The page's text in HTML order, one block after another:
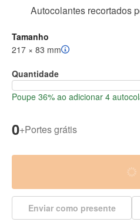
Autocolantes recortados
Tamanho
217 × 83 mm
Quantidade
Poupe 36% ao adicionar 4
0+Portes grátis
Enviar como presente